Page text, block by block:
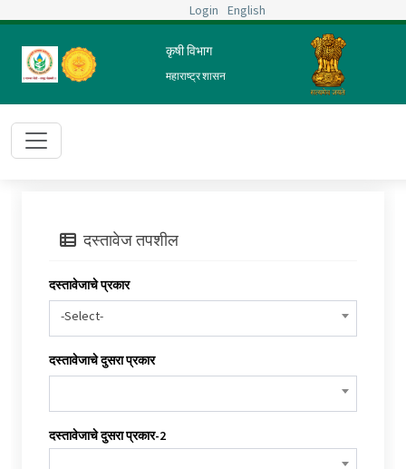
Login English
कृषी विभाग
महाराष्ट्र शासन
दस्तावेज तपशील
दस्तावेजाचे प्रकार
-Select-
दस्तावेजाचे दुसरा प्रकार
दस्तावेजाचे दुसरा प्रकार-2